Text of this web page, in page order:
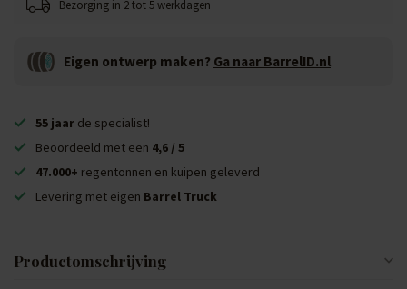
Bezorging in 2 tot 5 werkdagen
Eigen ontwerp maken? Ga naar BarrelID.nl
55 jaar de specialist!
Beoordeeld met een 4,6 / 5
47.000+ regentonnen en kuipen geleverd
Levering met eigen Barrel Truck
Productomschrijving